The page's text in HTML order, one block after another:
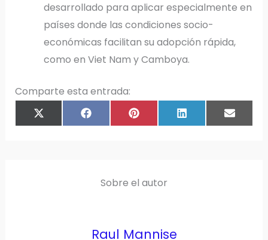
desarrollado para aplicar especialmente en
países donde las condiciones socio-
económicas facilitan su adopción rápida,
como en Viet Nam y Camboya.
Comparte esta entrada:
COMPARTIR
X
T
COMPARTIR
F
C
COMPARTIR
P
N
COMPARTIR
L
N
E
A
Sobre el autor
Raul Mannise